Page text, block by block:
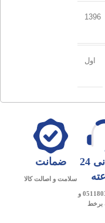
1396
اول
پشتیبانی 24
با شماره 0511803 و
برخط
ضمانت
سلامت و اصالت کالا